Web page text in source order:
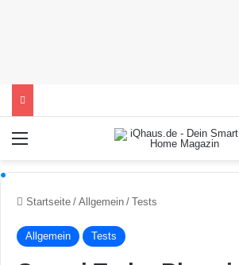
Startseite / Allgemein / Tests
Allgemein Tests